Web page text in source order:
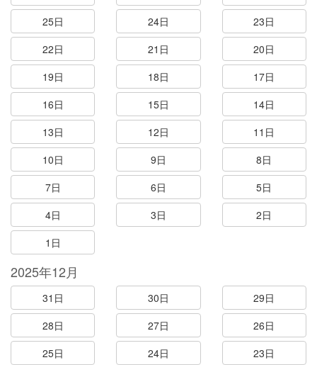
25日
24日
23日
22日
21日
20日
19日
18日
17日
16日
15日
14日
13日
12日
11日
10日
9日
8日
7日
6日
5日
4日
3日
2日
1日
2025年12月
31日 30日
29日
28日
27日
26日
25日
24日
23日